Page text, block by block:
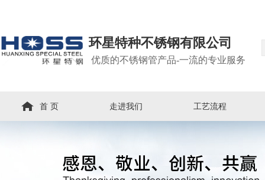
环星特种不锈钢有限公司
优质的不锈钢管产品-一流的专业服务
首 页 走进我们 工艺流程